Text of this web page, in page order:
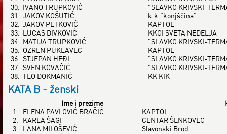
30.
IVANO TRUPKOVIĆ
"SLAVKO KRIVSKI-
31.
JAKOV KOŠUTIĆ
k.k."konjščina"
32. JAKOV PETKOVIĆ
KAPTOL
33.
LUCAS DIVKOVIĆ
KKOI SVETA NEDELJA
34.
MATIJA TRUPKOVIĆ
"SLAVKO KRIVSKI-
35.
OZREN PUKLAVEC
KAPTOL
36. STJEPAN HEĐI
"SLAVKO KRIVSKI-
37. SVEN KOVAČIĆ
"SLAVKO KRIVSKI-
38. TEO DOKMANIĆ KK KIK
KATA B - ženski
Ime i prezime
1.
ELENA PAVLOVIĆ BRAČIĆ
KAPTOL
2.
KARLA ŠAGI
CENTAR ŠENKOVEC
3.
LANA MILOŠEVIĆ
Slavonski Brod